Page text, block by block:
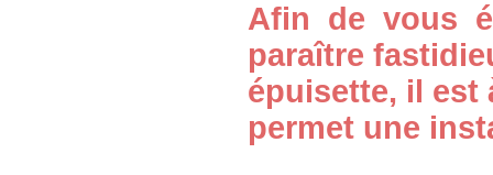
Afin de vous
paraître
épuisette, il est
permet une